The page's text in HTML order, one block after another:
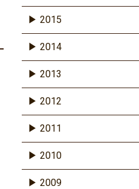
2015
2014
2013
2012
2011
2010
2009